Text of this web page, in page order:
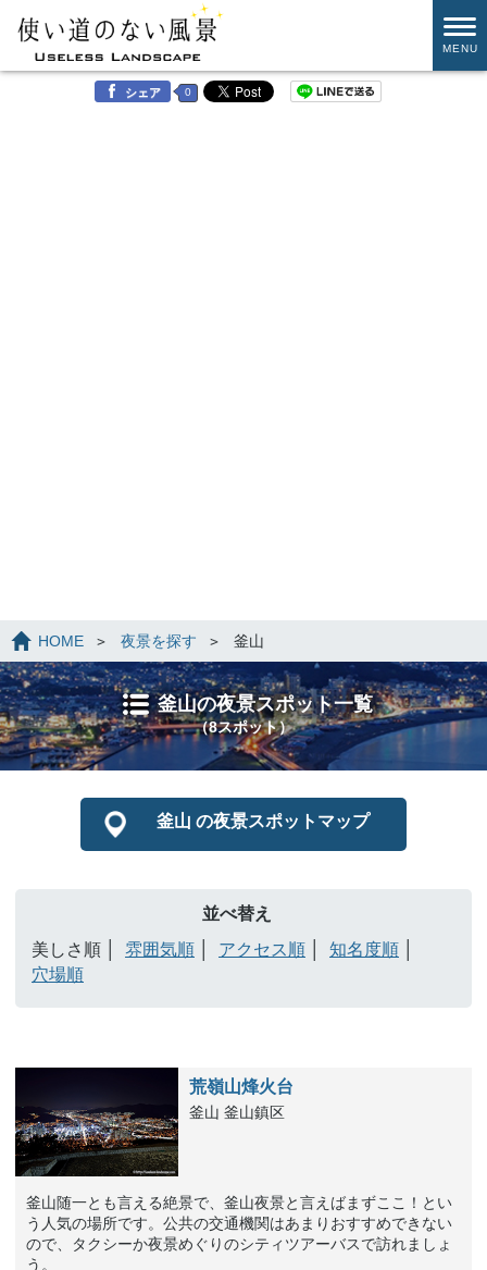
MENU
シェア 0
HOME 夜景を探す 釜山
釜山の夜景スポット一覧
（8スポット）
釜山 の夜景スポットマップ
並べ替え
美しさ順
雰囲気順 アクセス順
知名度順
穴場順
荒嶺山烽火台
釜山 釜山鎮区
釜山随一とも言える絶景で、釜山夜景と言えばまずここ！とい
う人気の場所です。公共の交通機関はあまりおすすめできない
ので、タクシーか夜景めぐりのシティツアーバスで訪れましょ
う。